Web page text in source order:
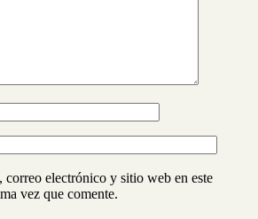
correo electrónico y sitio web en este
vez que comente.